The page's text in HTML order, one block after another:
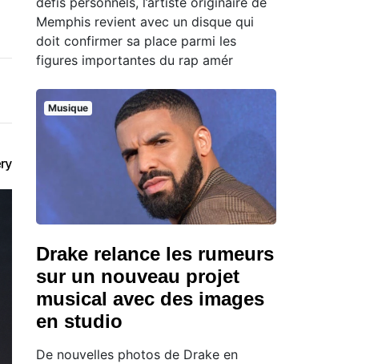
Memphis revient avec un disque qui
doit confirmer sa place parmi les
figures importantes du rap amér
Musique
Drake relance les rumeurs
sur un nouveau projet
musical avec des images
en studio
De nouvelles photos de Drake en